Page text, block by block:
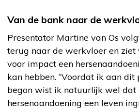
Van de bank naar de
Presentator Martine van Os
terug naar de werkvloer en
voor impact een
kan hebben. “Voordat ik aan
begon wist ik natuurlijk wel dat
hersenaandoening een leven